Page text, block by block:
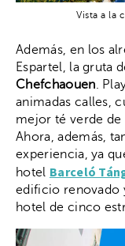
Vista a la
Además, en los
Espartel, la gruta
Chefchaouen.
animadas calles,
mejor té verde de
Ahora, además,
experiencia, ya
hotel Barceló
edificio renovado
hotel de cinco